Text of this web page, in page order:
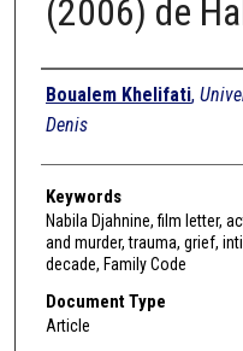
(2006) de
Authors
Boualem Khelifati,
Denis
Keywords
Nabila Djahnine, film letter,
and murder, trauma, grief,
decade, Family Code
Document Type
Article